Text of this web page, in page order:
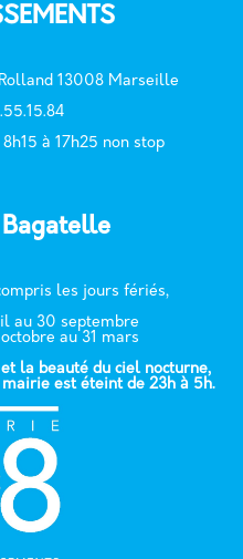
13008 Marseille
à 17h25 non stop
Bagatelle
les jours fériés,
au 30 septembre
au 31 mars
la beauté du ciel nocturne,
est éteint de 23h à 5h.